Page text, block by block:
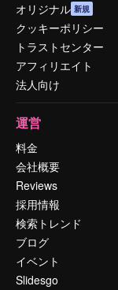
オリジナル 新規
クッキーポリシー
トラストセンター
アフィリエイト
法人向け
運営
料金
会社概要
Reviews
採用情報
検索トレンド
ブログ
イベント
Slidesgo